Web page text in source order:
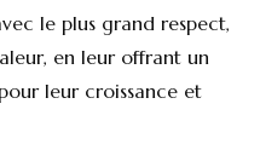
le plus grand respect,
en leur offrant un
leur croissance et